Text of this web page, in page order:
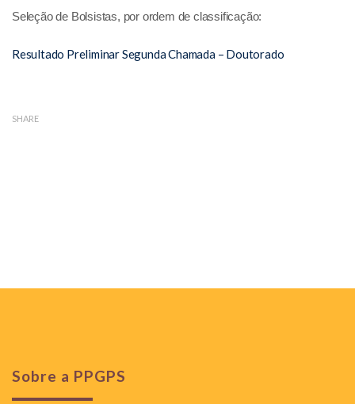
Seleção de Bolsistas, por ordem de classificação:
Resultado Preliminar Segunda Chamada – Doutorado
SHARE
Sobre a PPGPS